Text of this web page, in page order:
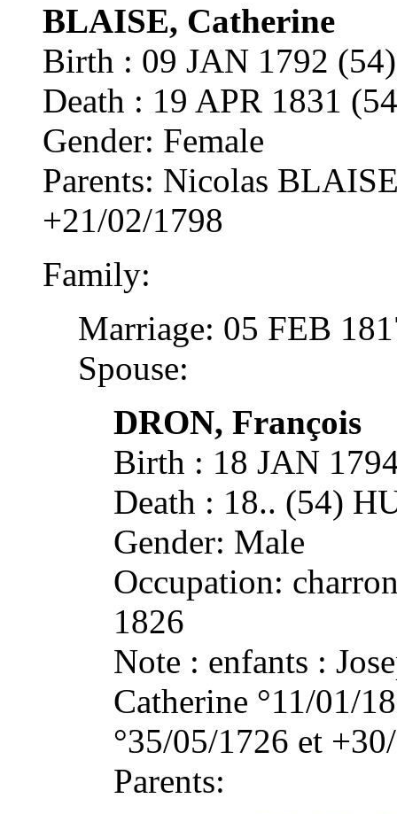
BLAISE, Catherine
Birth : 09 JAN 1792
Death : 19 APR 1831
Gender: Female
Parents: Nicolas
+21/02/1798
Family:
Marriage: 05 FEB
Spouse:
DRON, François
Birth : 18 JAN
Death : 18.. (54)
Gender: Male
Occupation:
1826
Note : enfants :
Catherine °11/01/
°35/05/1726 et
Parents: